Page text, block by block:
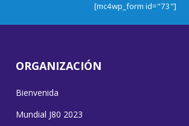
[mc4wp_form id="73"]
ORGANIZACIÓN
Bienvenida
Mundial J80 2023